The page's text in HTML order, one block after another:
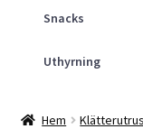
Snacks
Uthyrning
Hem